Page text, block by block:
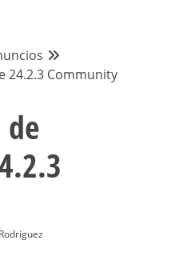
24.2.3 Community